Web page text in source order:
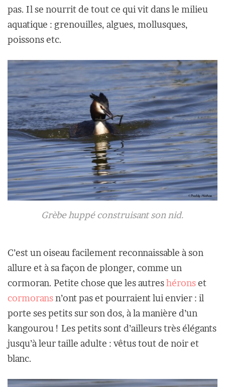
pas. Il se nourrit de tout ce qui vit dans le milieu
aquatique : grenouilles, algues, mollusques,
poissons etc.
Grèbe huppé construisant son nid.
C’est un oiseau facilement reconnaissable à son
allure et à sa façon de plonger, comme un
cormoran. Petite chose que les autreshéronset
cormoransn’ont pas et pourraient lui envier : il
porte ses petits sur son dos, à la manière d’un
kangourou ! Les petits sont d’ailleurs très élégants
jusqu’à leur taille adulte : vêtus tout de noir et
blanc.